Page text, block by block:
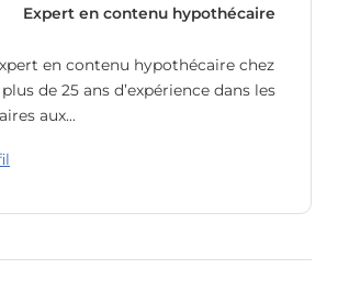
Expert en contenu hypothécaire
en contenu hypothécaire chez
de 25 ans d’expérience dans les
aux…